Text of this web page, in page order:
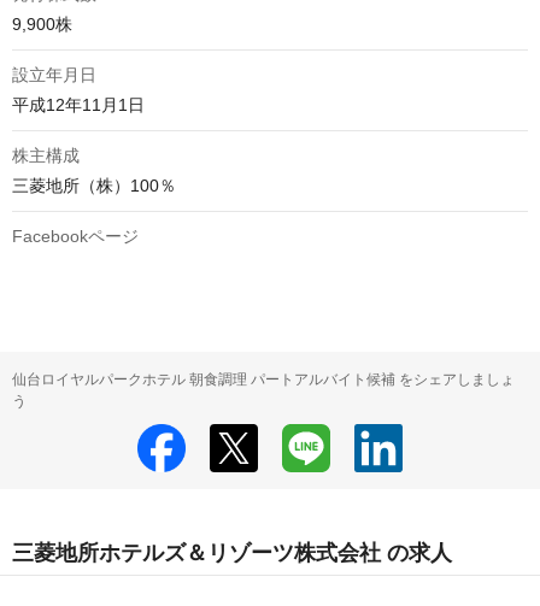
9,900株
設立年月日
平成12年11月1日
株主構成
三菱地所（株）100％
Facebookページ
仙台ロイヤルパークホテル 朝食調理 パートアルバイト候補 をシェアしましょ
う
三菱地所ホテルズ＆リゾーツ株式会社 の求人